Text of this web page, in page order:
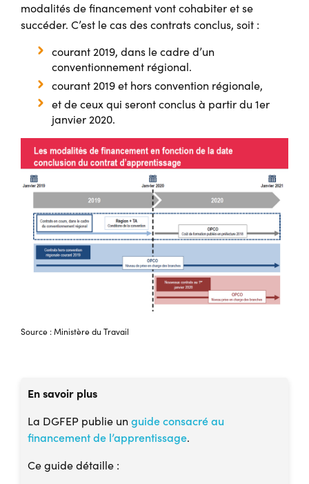
modalités de financement vont cohabiter et se
succéder. C’est le cas des contrats conclus, soit :
courant 2019, dans le cadre d’un
conventionnement régional.
courant 2019 et hors convention régionale,
et de ceux qui seront conclus à partir du 1er
janvier 2020.
Source : Ministère du Travail
En savoir plus
La DGFEP publie un guide consacré au
financement de l’apprentissage.
Ce guide détaille :